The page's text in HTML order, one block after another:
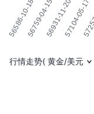
行情走势( 黄金/美元